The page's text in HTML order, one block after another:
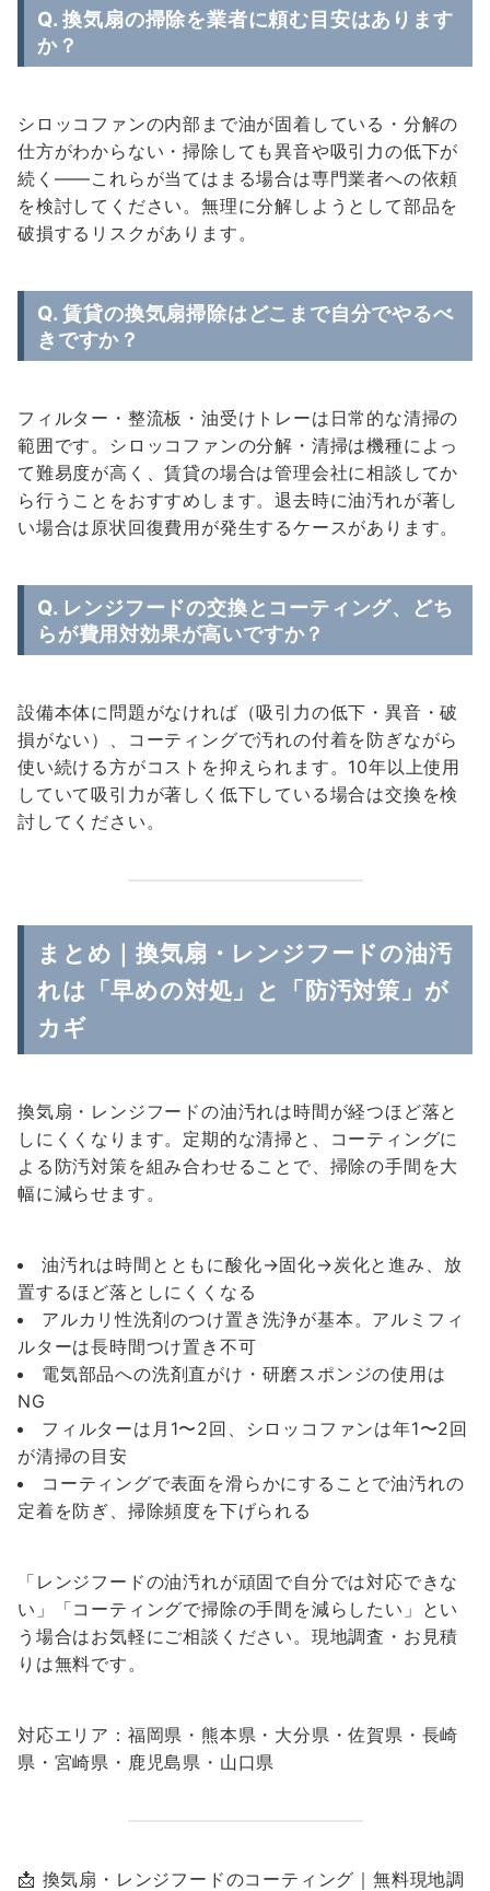
Q. 換気扇の掃除を業者に頼む目安はあります
か？
シロッコファンの内部まで油が固着している・分解の
仕方がわからない・掃除しても異音や吸引力の低下が
続く——これらが当てはまる場合は専門業者への依頼
を検討してください。無理に分解しようとして部品を
破損するリスクがあります。
Q. 賃貸の換気扇掃除はどこまで自分でやるべ
きですか？
フィルター・整流板・油受けトレーは日常的な清掃の
範囲です。シロッコファンの分解・清掃は機種によっ
て難易度が高く、賃貸の場合は管理会社に相談してか
ら行うことをおすすめします。退去時に油汚れが著し
い場合は原状回復費用が発生するケースがあります。
Q. レンジフードの交換とコーティング、どち
らが費用対効果が高いですか？
設備本体に問題がなければ（吸引力の低下・異音・破
損がない）、コーティングで汚れの付着を防ぎながら
使い続ける方がコストを抑えられます。10年以上使用
していて吸引力が著しく低下している場合は交換を検
討してください。
まとめ｜換気扇・レンジフードの油汚
れは「早めの対処」と「防汚対策」が
カギ
換気扇・レンジフードの油汚れは時間が経つほど落と
しにくくなります。定期的な清掃と、コーティングに
よる防汚対策を組み合わせることで、掃除の手間を大
幅に減らせます。
油汚れは時間とともに酸化→固化→炭化と進み、放
置するほど落としにくくなる
アルカリ性洗剤のつけ置き洗浄が基本。アルミフィ
ルターは長時間つけ置き不可
電気部品への洗剤直がけ・研磨スポンジの使用は
NG
フィルターは月1〜2回、シロッコファンは年1〜2回
が清掃の目安
コーティングで表面を滑らかにすることで油汚れの
定着を防ぎ、掃除頻度を下げられる
「レンジフードの油汚れが頑固で自分では対応できな
い」「コーティングで掃除の手間を減らしたい」とい
う場合はお気軽にご相談ください。現地調査・お見積
りは無料です。
対応エリア：福岡県・熊本県・大分県・佐賀県・長崎
県・宮崎県・鹿児島県・山口県
📩 換気扇・レンジフードのコーティング｜無料現地調